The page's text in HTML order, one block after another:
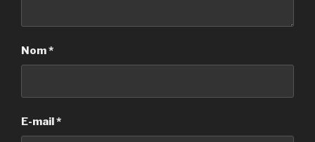
Nom*
E-mail*